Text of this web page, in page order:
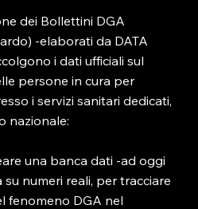
dei Bollettini DGA
-elaborati da DATA
i dati ufficiali sul
persone in cura per
i servizi sanitari dedicati,
nazionale:
una banca dati -ad oggi
numeri reali, per tracciare
fenomeno DGA nel